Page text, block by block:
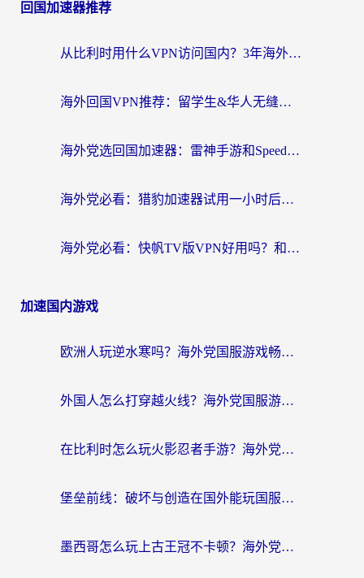
回国加速器推荐
从比利时用什么VPN访问国内？3年海外党亲测有效的无缝回国上网指南
海外回国VPN推荐：留学生&华人无缝访问国内资源的实用指南
海外党选回国加速器：雷神手游和SpeedCN哪个好？附避坑指南
海外党必看：猎豹加速器试用一小时后，我终于找到无缝访问国内资源的正确姿势
海外党必看：快帆TV版VPN好用吗？和畅游VPN对比哪个回国效果更好？附实用选择指南
加速国内游戏
欧洲人玩逆水寒吗？海外党国服游戏畅玩终极指南（附低延迟秘籍）
外国人怎么打穿越火线？海外党国服游戏加速器终极攻略（附3大热门游戏解决方案）
在比利时怎么玩火影忍者手游？海外党亲测有效的国服游戏加速指南
堡垒前线：破坏与创造在国外能玩国服吗？海外玩家国服畅玩终极指南
墨西哥怎么玩上古王冠不卡顿？海外党国服游戏加速器选择全攻略